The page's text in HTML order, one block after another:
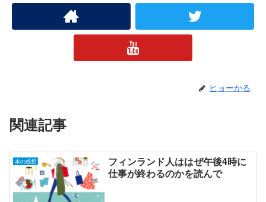
ヒョーかる
関連記事
本の感想
フィンランド人ははぜ午後4時に
仕事が終わるのかを読んで